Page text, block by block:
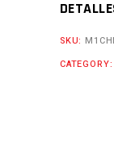
SKU:
CATEGORY: